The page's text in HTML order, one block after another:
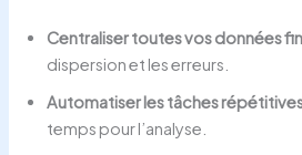
Centraliser toutes vos données
dispersion et les erreurs.
Automatiser les tâches
temps pour l’analyse.